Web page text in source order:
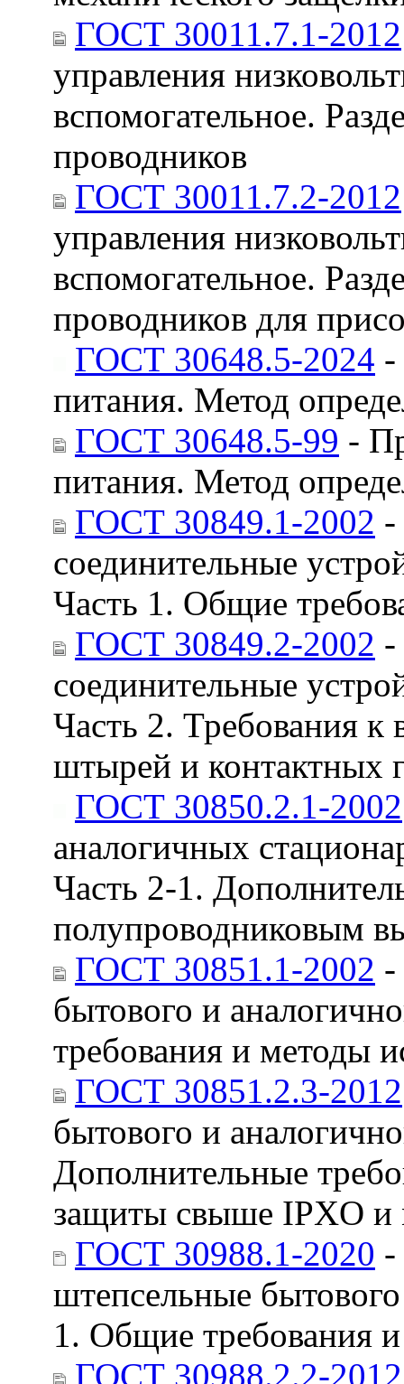
ГОСТ 30011.7.1-2012
управления
вспомогательное.
проводников
ГОСТ 30011.7.2-2012
управления
вспомогательное.
проводников для
ГОСТ 30648.5-2024 -
питания. Метод
ГОСТ 30648.5-99 -
питания. Метод
ГОСТ 30849.1-2002 -
соединительные
Часть 1. Общие
ГОСТ 30849.2-2002 -
соединительные
Часть 2. Требования к
штырей и контактных
ГОСТ 30850.2.1-2002
аналогичных
Часть 2-1.
полупроводниковым
ГОСТ 30851.1-2002 -
бытового и
требования и методы
ГОСТ 30851.2.3-2012
бытового и
Дополнительные
защиты свыше IPXO и
ГОСТ 30988.1-2020 -
штепсельные
1. Общие требования
ГОСТ 30988.2.2-2012